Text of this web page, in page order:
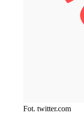
Fot. twitter.com